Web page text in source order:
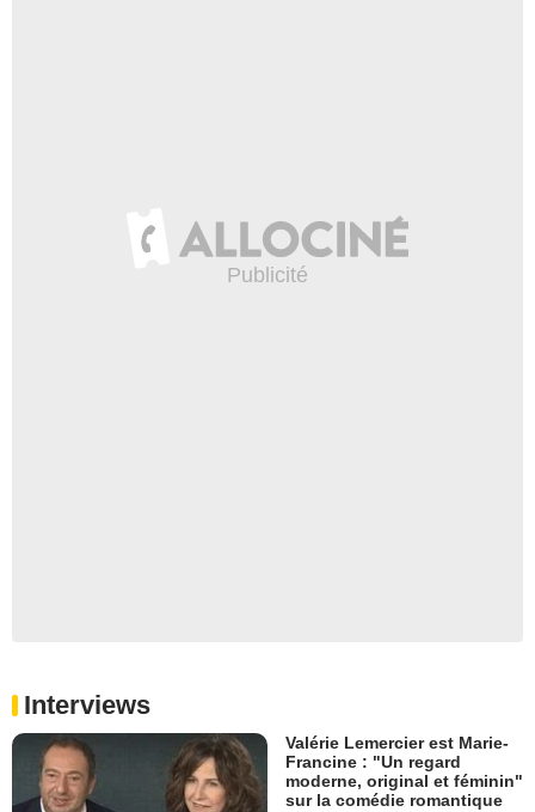
Interviews
Valérie Lemercier est Marie-
Francine : "Un regard
moderne, original et féminin"
sur la comédie romantique